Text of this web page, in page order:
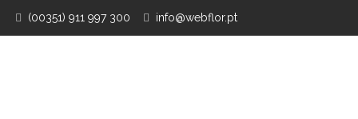
(00351) 911 997 300 info@webflor.pt